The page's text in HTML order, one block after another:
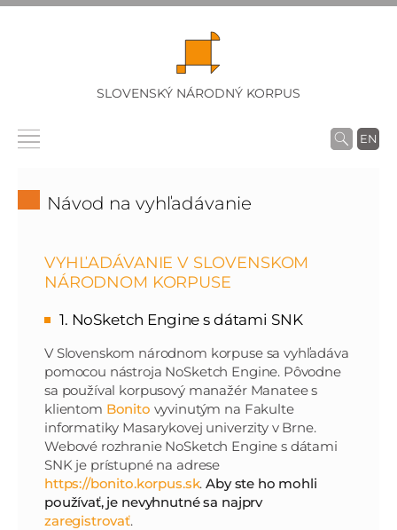
SLOVENSKÝ NÁRODNÝ KORPUS
EN
Návod na vyhľadávanie
VYHĽADÁVANIE V SLOVENSKOM
NÁRODNOM KORPUSE
1. NoSketch Engine s dátami SNK
V Slovenskom národnom korpuse sa vyhľadáva
pomocou nástroja NoSketch Engine. Pôvodne
sa používal korpusový manažér Manatee s
klientom Bonito vyvinutým na Fakulte
informatiky Masarykovej univerzity v Brne.
Webové rozhranie NoSketch Engine s dátami
SNK je prístupné na adrese
https://bonito.korpus.sk.Aby ste ho mohli
používať, je nevyhnutné sa najprv
zaregistrovať.